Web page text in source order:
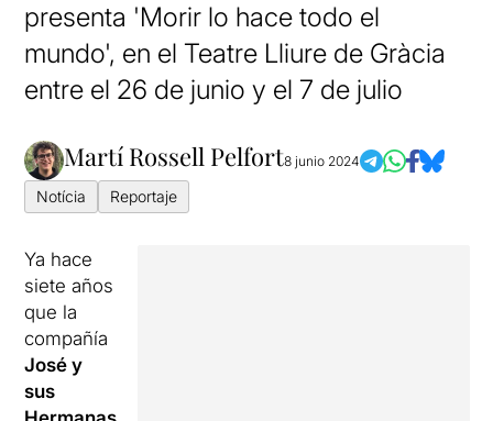
presenta 'Morir lo hace todo el
mundo', en el Teatre Lliure de Gràcia
entre el 26 de junio y el 7 de julio
Martí Rossell Pelfort8 junio 2024
Notícia Reportaje
Ya hace
siete años
que la
compañía
José y
sus